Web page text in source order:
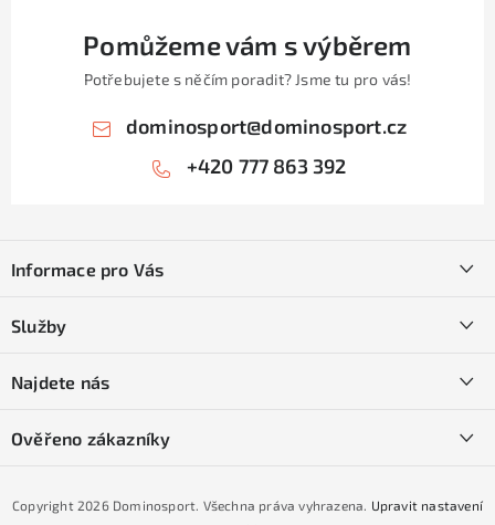
Pomůžeme vám s výběrem
Potřebujete s něčím poradit? Jsme tu pro vás!
dominosport@dominosport.cz
+420 777 863 392
pInformace pro Vás
Obchodní podmínky
Podmínky GDPR
Služby
Naše prodejna
Najdete nás
Ověřeno zákazníky
Copyright 2026 Dominosport. Všechna práva vyhrazena. Upravit nastavení